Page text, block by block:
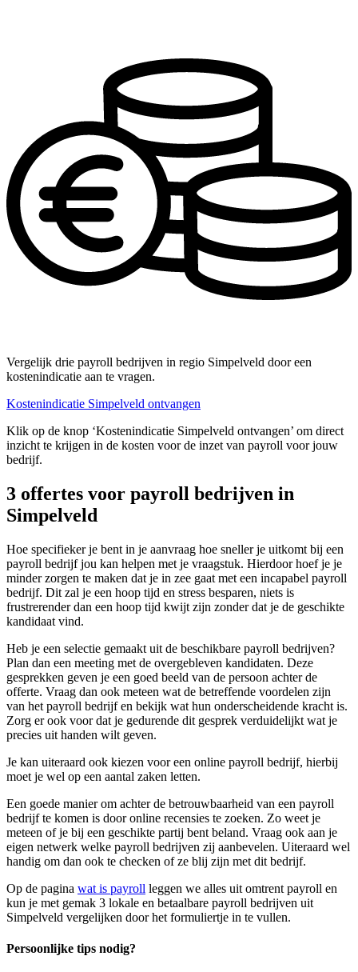
Vergelijk drie payroll bedrijven in regio Simpelveld door een
kostenindicatie aan te vragen.
Kostenindicatie Simpelveld ontvangen
Klik op de knop ‘Kostenindicatie Simpelveld ontvangen’ om direct
inzicht te krijgen in de kosten voor de inzet van payroll voor jouw
bedrijf.
3 offertes voor payroll bedrijven in
Simpelveld
Hoe specifieker je bent in je aanvraag hoe sneller je uitkomt bij een
payroll bedrijf jou kan helpen met je vraagstuk. Hierdoor hoef je je
minder zorgen te maken dat je in zee gaat met een incapabel payroll
bedrijf. Dit zal je een hoop tijd en stress besparen, niets is
frustrerender dan een hoop tijd kwijt zijn zonder dat je de geschikte
kandidaat vind.
Heb je een selectie gemaakt uit de beschikbare payroll bedrijven?
Plan dan een meeting met de overgebleven kandidaten. Deze
gesprekken geven je een goed beeld van de persoon achter de
offerte. Vraag dan ook meteen wat de betreffende voordelen zijn
van het payroll bedrijf en bekijk wat hun onderscheidende kracht is.
Zorg er ook voor dat je gedurende dit gesprek verduidelijkt wat je
precies uit handen wilt geven.
Je kan uiteraard ook kiezen voor een online payroll bedrijf, hierbij
moet je wel op een aantal zaken letten.
Een goede manier om achter de betrouwbaarheid van een payroll
bedrijf te komen is door online recensies te zoeken. Zo weet je
meteen of je bij een geschikte partij bent beland. Vraag ook aan je
eigen netwerk welke payroll bedrijven zij aanbevelen. Uiteraard wel
handig om dan ook te checken of ze blij zijn met dit bedrijf.
Op de pagina wat is payroll leggen we alles uit omtrent payroll en
kun je met gemak 3 lokale en betaalbare payroll bedrijven uit
Simpelveld vergelijken door het formuliertje in te vullen.
Persoonlijke tips nodig?